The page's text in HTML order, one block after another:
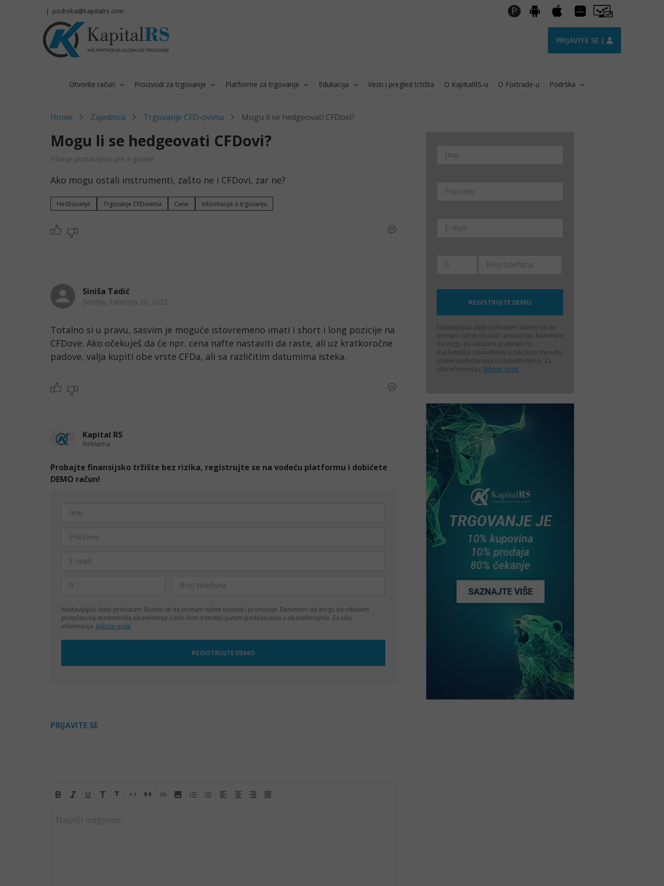
| podrska@kapitalrs.com P Android Apple
Huawei
AppGallery
Pro
Trader
PRIJAVITE SE |
Otvorite račun Proizvodi za trgovanje Platforme za trgovanje Edukacija Vesti i pregled tržišta O KapitalRS-u O Fortrade-u Podrška
Home Zajednica Trgovanje CFD-ovima Mogu li se hedgeovati CFDovi?
Mogu li se hedgeovati CFDovi?
Pitanje postavljeno pre 4 godine
Ako mogu ostali instrumenti, zašto ne i CFDovi, zar ne?
Hedžovanje Trgovanje CFDovima Cene Informacije o trgovanju
Siniša Tadić
Sunday, February 20, 2022
Totalno si u pravu, sasvim je moguće istovremeno imati i short i long pozicije na
CFDove. Ako očekuješ da će npr. cena nafte nastaviti da raste, ali uz kratkoročne
padove, valja kupiti obe vrste CFDa, ali sa različitim datumima isteka.
Kapital RS
Reklama
Probajte finansijsko tržište bez rizika, registrujte se na vodeću platformu i dobićete
DEMO račun!
Nastavljajući dalje prihvatam Slažem se da primam važne novosti i promocije. Razumem da mogu da otkažem
pretplatu na marketinška obaveštenja u bilo kom trenutku putem podešavanja u obaveštenjima. Za više
informacija, kliknite ovde
PRIJAVITE SE
Napiši odgovor
Nastavljajući dalje prihvatam Slažem se da
primam važne novosti i promocije. Razumem
da mogu da otkažem pretplatu na
marketinška obaveštenja u bilo kom trenutku
putem podešavanja u obaveštenjima. Za
više informacija, kliknite ovde